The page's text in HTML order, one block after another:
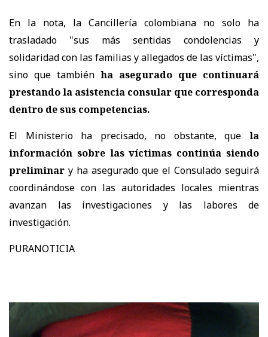
En la nota, la Cancillería colombiana no solo ha
trasladado "sus más sentidas condolencias y
solidaridad con las familias y allegados de las víctimas",
sino que también ha asegurado que continuará
prestando la asistencia consular que corresponda
dentro de sus competencias.
El Ministerio ha precisado, no obstante, que la
información sobre las víctimas continúa siendo
preliminar y ha asegurado que el Consulado seguirá
coordinándose con las autoridades locales mientras
avanzan las investigaciones y las labores de
investigación.
PURANOTICIA